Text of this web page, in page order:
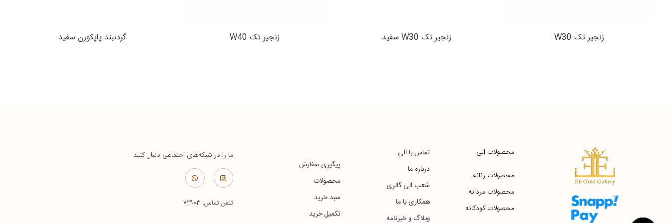
زنجیر تک W30 زنجیر تک W30 سفید زنجیر تک W40 گردنبند پاپکورن سفید
محصولات الی
محصولات زنانه
محصولات مردانه
محصولات کودکانه
تماس با الی
درباره ما
شعب الی گالری
همکاری با ما
وبلاگ و خبرنامه
پیگیری سفارش
محصولات
سبد خرید
تکمیل خرید
ما را در شبکه‌های اجتماعی دنبال کنید
تلفن تماس: ۷۲۹۰۳